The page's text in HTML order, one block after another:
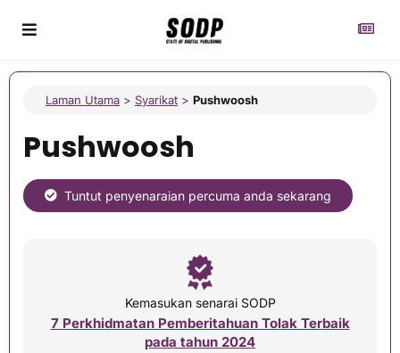
Laman Utama > Syarikat > Pushwoosh
Pushwoosh
Tuntut penyenaraian percuma anda sekarang
Kemasukan senarai SODP
7 Perkhidmatan Pemberitahuan Tolak Terbaik
pada tahun 2024